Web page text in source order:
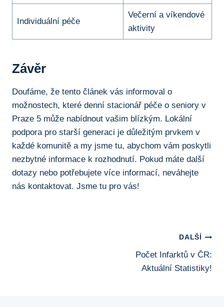
Individuální péče
Večerní a víkendové
aktivity
Závěr
Doufáme, že tento článek vás informoval o
možnostech, které denní stacionář péče o seniory v
Praze 5 může nabídnout vašim blízkým. Lokální
podpora pro starší generaci je důležitým prvkem v
každé komunitě a my jsme tu, abychom vám poskytli
nezbytné informace k rozhodnutí. Pokud máte další
dotazy nebo potřebujete více informací, neváhejte
nás kontaktovat. Jsme tu pro vás!
DALŠÍ
Počet Infarktů v ČR:
Aktuální Statistiky!